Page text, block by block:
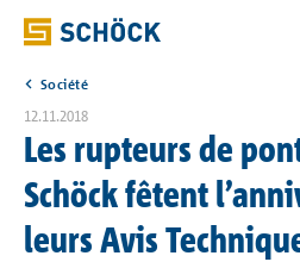
Solutions techniques
Documentations
France (FR) Français
Société
12.11.2018
Les rupteurs de
Schöck fêtent
leurs Avis